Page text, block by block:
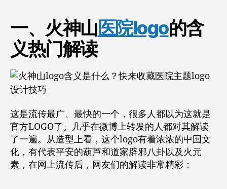
一、火神山医院logo的含
义热门解读
这是流传最广、最快的一个，很多人都以为这就是
官方LOGO了。几乎在微博上转发的人都对其解读
了一遍。从造型上看，这个logo有着浓浓的中国文
化，有代表平安的葫芦和道家辟邪八卦以及火元
素，在网上流传后，网友们的解读非常精彩：